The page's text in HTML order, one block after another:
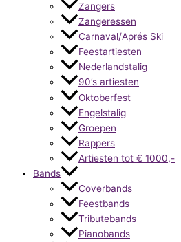
Zangers
Zangeressen
Carnaval/Aprés Ski
Feestartiesten
Nederlandstalig
90’s artiesten
Oktoberfest
Engelstalig
Groepen
Rappers
Artiesten tot € 1000,-
Bands
Coverbands
Feestbands
Tributebands
Pianobands